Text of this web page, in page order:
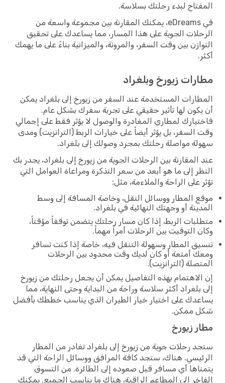
المفتاح لبدء رحلتك بسلاسة.
في eDreams، يمكنك المقارنة بين مجموعة واسعة من
الرحلات الجوية على هذا المسار، مما يساعدك على تحقيق
التوازن بين وقت السفر، والمرونة، والميزانية بناءً على ما يهمك
أكثر.
مطارات زيورخ وبلغراد
المطارات المستخدمة عند السفر من زيورخ إلى بلغراد يمكن
أن يكون لها تأثير حقيقي على تجربة سفرك بشكل عام.
فاختيارك لمطاري المغادرة والوصول لا يؤثر فقط على إجمالي
وقت السفر، بل يؤثر أيضاً على خيارات الربط (الترانزيت) ومدى
سهولة مواصلة رحلتك بمجرد وصولك إلى بلغراد.
عند المقارنة بين الرحلات الجوية من زيورخ إلى بلغراد، يجدر بك
النظر إلى ما هو أبعد من سعر التذكرة ومراعاة العوامل التي
تؤثر على الراحة والملاءمة، مثل:
موقع المطار ووسائل النقل، وخاصة المسافة إلى وسط
المدينة أو وجهتك النهائية في بلغراد.
متطلبات الربط، إذا كان مسار رحلتك يتضمن توقفاً مؤقتاً،
وكان التوقيت بين الرحلات أمراً مهماً.
تنسيق المطار وسهولة التنقل فيه، خاصة إذا كنت تسافر
ومعك أمتعة أو كان لديك وقت محدود بين الرحلات
المتصلة (الترانزيت).
إن الاهتمام بهذه التفاصيل يمكن أن يجعل رحلتك من زيورخ
إلى بلغراد أكثر سلاسة وراحة من البداية وحتى النهاية، مما
يساعدك على اختيار خيار الطيران الذي يناسب خططك بأفضل
شكل ممكن.
مطار زيورخ
ستجد رحلات جوية من زيورخ إلى بلغراد تغادر من المطار
الرئيسي. هناك، ستجد كافة المرافق ووسائل الراحة التي قد
يتمناها أي مسافر قبل صعوده إلى الطائرة. من التسوق
الفاخر إلى المطاعم الراقية، هناك ما يناسب الجميع. يمكنك